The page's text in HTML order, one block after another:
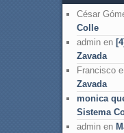
César
Colle
adminen
Zavada
Francisco
Zavada
monica
Sistema
adminen